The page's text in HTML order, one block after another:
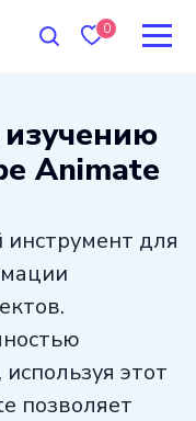
0
Animate
для
этот
позволяет